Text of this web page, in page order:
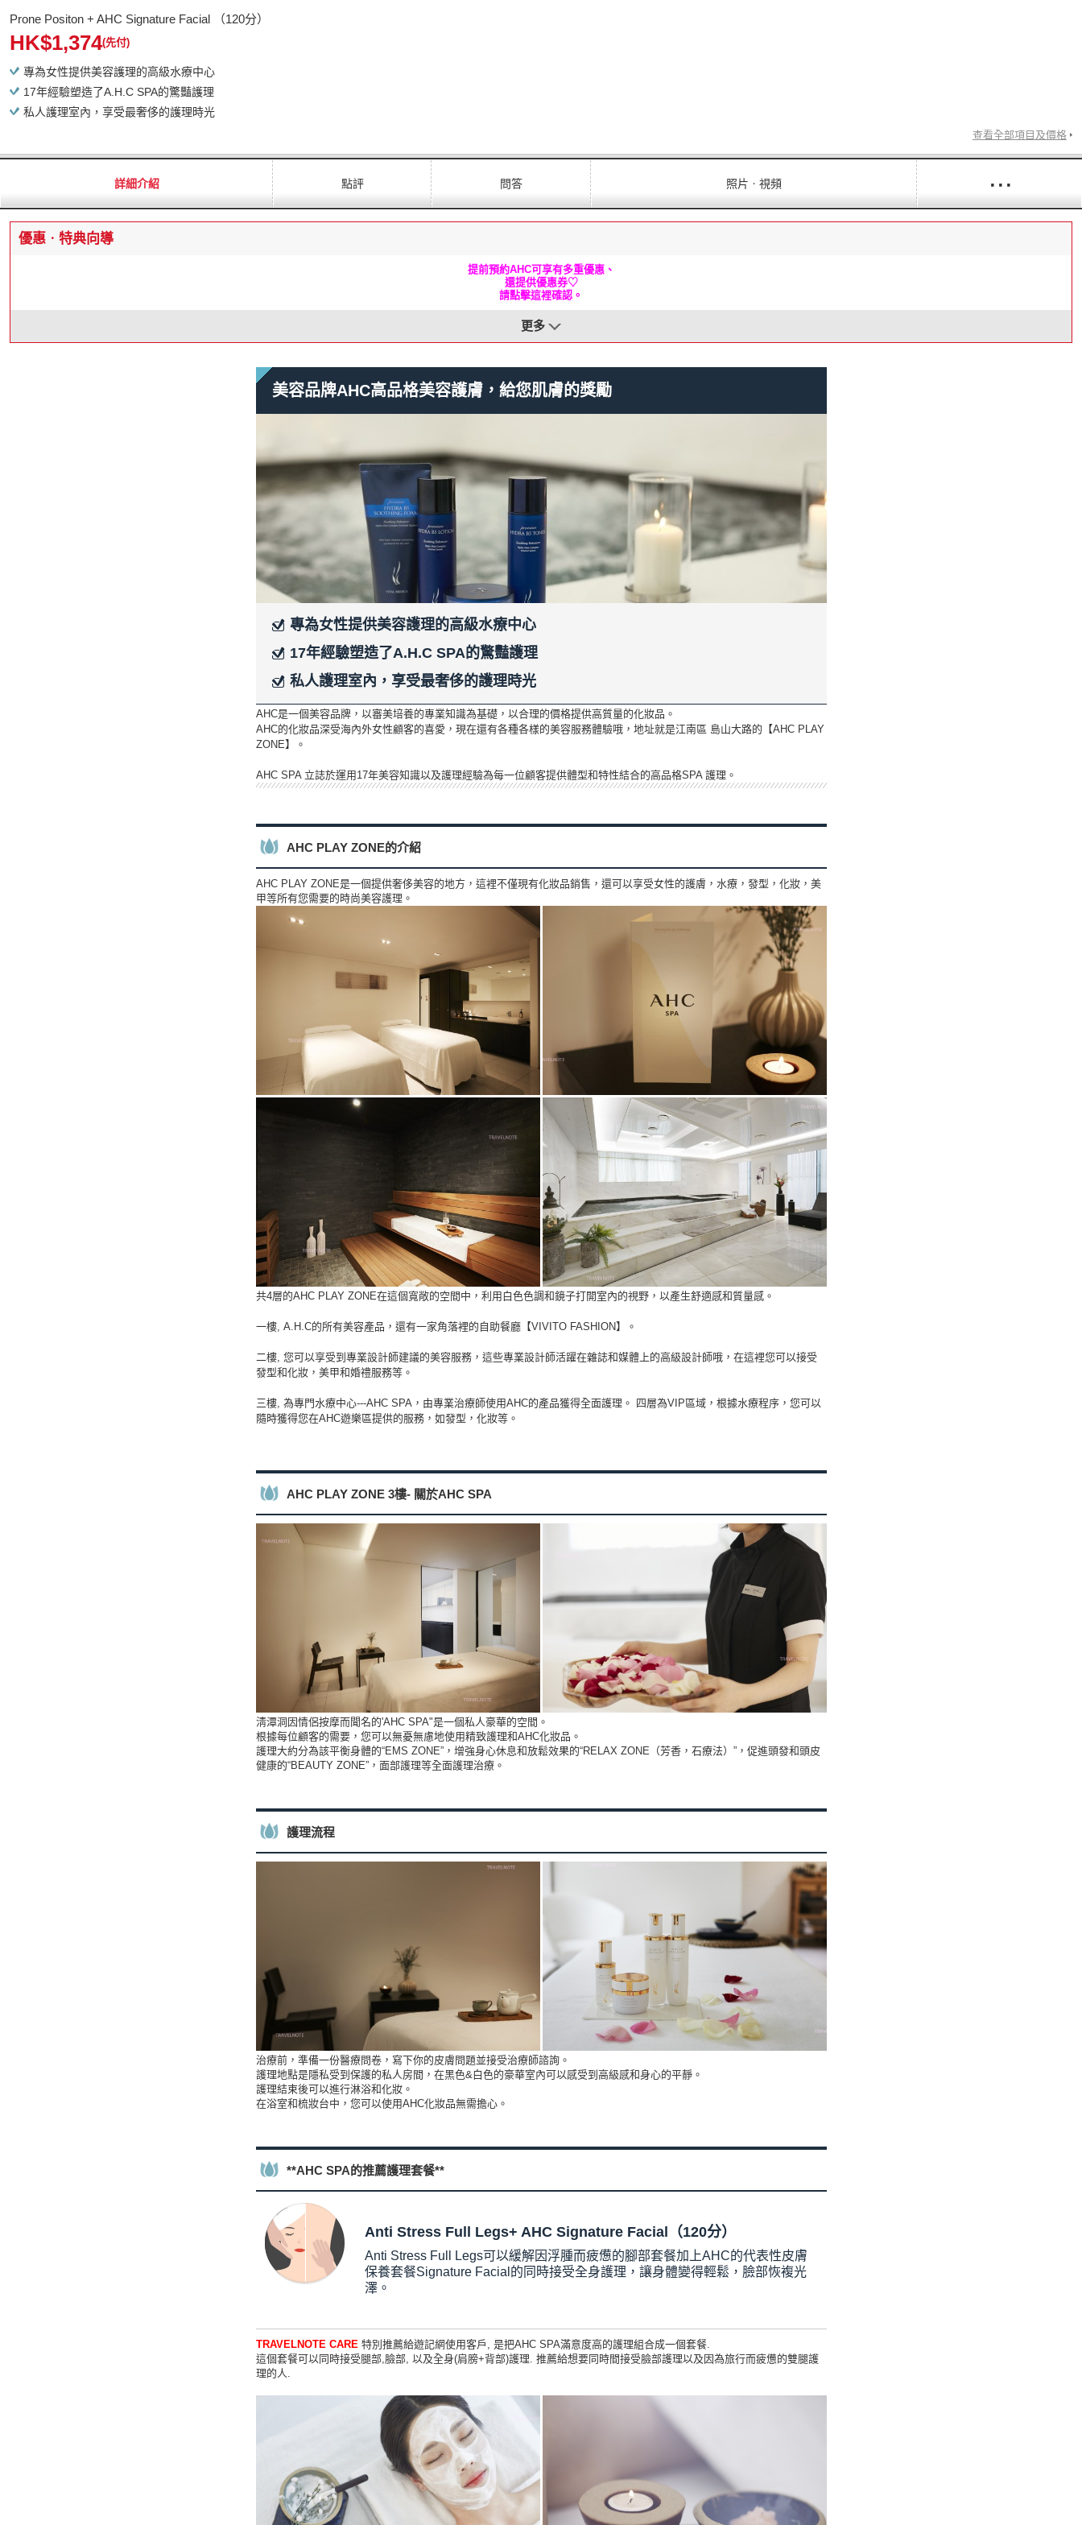
Prone Positon + AHC Signature Facial （120分）
HK$1,374(先付)
專為女性提供美容護理的高級水療中心
17年經驗塑造了A.H.C SPA的驚豔護理
私人護理室內，享受最奢侈的護理時光
查看全部項目及價格
詳細介紹 點評 問答 照片ㆍ視頻 ···
優惠ㆍ特典向導
提前預約AHC可享有多重優惠、
還提供優惠券♡
請點擊這裡確認。
1.Couple Spa特典,贈送乾洗券1次
**7點以後結束的預約的時候因為美容院營業時間只到7點的關繫, 所以可以隔天使用.
2.通過遊記網預訂10萬韓幣以上的護理套餐時，享受
15%優惠（但，優惠重複使用不可）
2人同行時，返還Taxi費用（*1萬韓幣內，需出示收據）
4.1層 Cafeteria的飲料可免費飲用
【特別活動】
AHC將贈送給通過遊記網預約的客人們！
AHC的面膜VITAL MEDICA（5入、原價值45,000韓元）
更多
美容品牌AHC高品格美容護膚，給您肌膚的獎勵
專為女性提供美容護理的高級水療中心
17年經驗塑造了A.H.C SPA的驚豔護理
私人護理室內，享受最奢侈的護理時光
AHC是一個美容品牌，以審美培養的專業知識為基礎，以合理的價格提供高質量的化妝品。
AHC的化妝品深受海內外女性顧客的喜愛，現在還有各種各樣的美容服務體驗哦，地址就是江南區 島山大路的【AHC PLAY
ZONE】。
AHC SPA 立誌於運用17年美容知識以及護理經驗為每一位顧客提供體型和特性結合的高品格SPA 護理。
AHC PLAY ZONE的介紹
AHC PLAY ZONE是一個提供奢侈美容的地方，這裡不僅現有化妝品銷售，還可以享受女性的護膚，水療，發型，化妝，美
甲等所有您需要的時尚美容護理。
共4層的AHC PLAY ZONE在這個寬敞的空間中，利用白色色調和鏡子打開室內的視野，以產生舒適感和質量感。
一樓, A.H.C的所有美容產品，還有一家角落裡的自助餐廳【VIVITO FASHION】。
二樓, 您可以享受到專業設計師建議的美容服務，這些專業設計師活躍在雜誌和媒體上的高級設計師哦，在這裡您可以接受
發型和化妝，美甲和婚禮服務等。
三樓, 為專門水療中心---AHC SPA，由專業治療師使用AHC的產品獲得全面護理。 四層為VIP區域，根據水療程序，您可以
隨時獲得您在AHC遊樂區提供的服務，如發型，化妝等。
AHC PLAY ZONE 3樓- 關於AHC SPA
淸潭洞因情侶按摩而聞名的'AHC SPA"是一個私人豪華的空間。
根據每位顧客的需要，您可以無憂無慮地使用精致護理和AHC化妝品。
護理大約分為該平衡身體的“EMS ZONE”，增強身心休息和放鬆效果的“RELAX ZONE（芳香，石療法）”，促進頭發和頭皮
健康的“BEAUTY ZONE”，面部護理等全面護理治療。
護理流程
治療前，準備一份醫療問卷，寫下你的皮膚問題並接受治療師諮詢。
護理地點是隱私受到保護的私人房間，在黑色&白色的豪華室內可以感受到高級感和身心的平靜。
護理結束後可以進行淋浴和化妝。
在浴室和梳妝台中，您可以使用AHC化妝品無需擔心。
**AHC SPA的推薦護理套餐**
Anti Stress Full Legs+ AHC Signature Facial（120分）
Anti Stress Full Legs可以緩解因浮腫而疲憊的腳部套餐加上AHC的代表性皮膚
保養套餐Signature Facial的同時接受全身護理，讓身體變得輕鬆，臉部恢複光
澤。
TRAVELNOTE CARE特別推薦給遊記網使用客戶, 是把AHC SPA滿意度高的護理組合成一個套餐.
這個套餐可以同時接受腿部,臉部, 以及全身(肩膀+背部)護理. 推薦給想要同時間接受臉部護理以及因為旅行而疲憊的雙腿護
理的人.